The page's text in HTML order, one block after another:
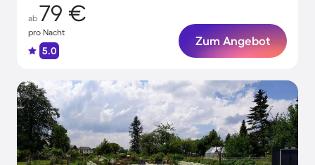
ab 79 €
pro Nacht
5.0
Zum Angebot